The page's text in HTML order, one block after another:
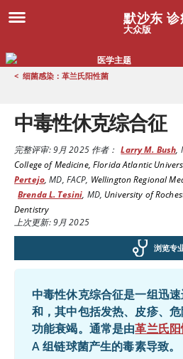
默沙东
大众版
医学主题
< 细菌感染：革兰氏阳性菌
中毒性休克综合征
完整评审:9月 2025作者： Larry M. Bush,
College of Medicine, Florida Atlantic
Pertejo,MD, FACP, Wellington Regional
Brenda L. Tesini, MD, University of
Dentistry
上次更新: 9月 2025
浏览专
中毒性休克综合征是一组迅
和，其中包括发热、皮疹、
功能衰竭。通常是由革兰氏
A 组链球菌产生的毒素导致。